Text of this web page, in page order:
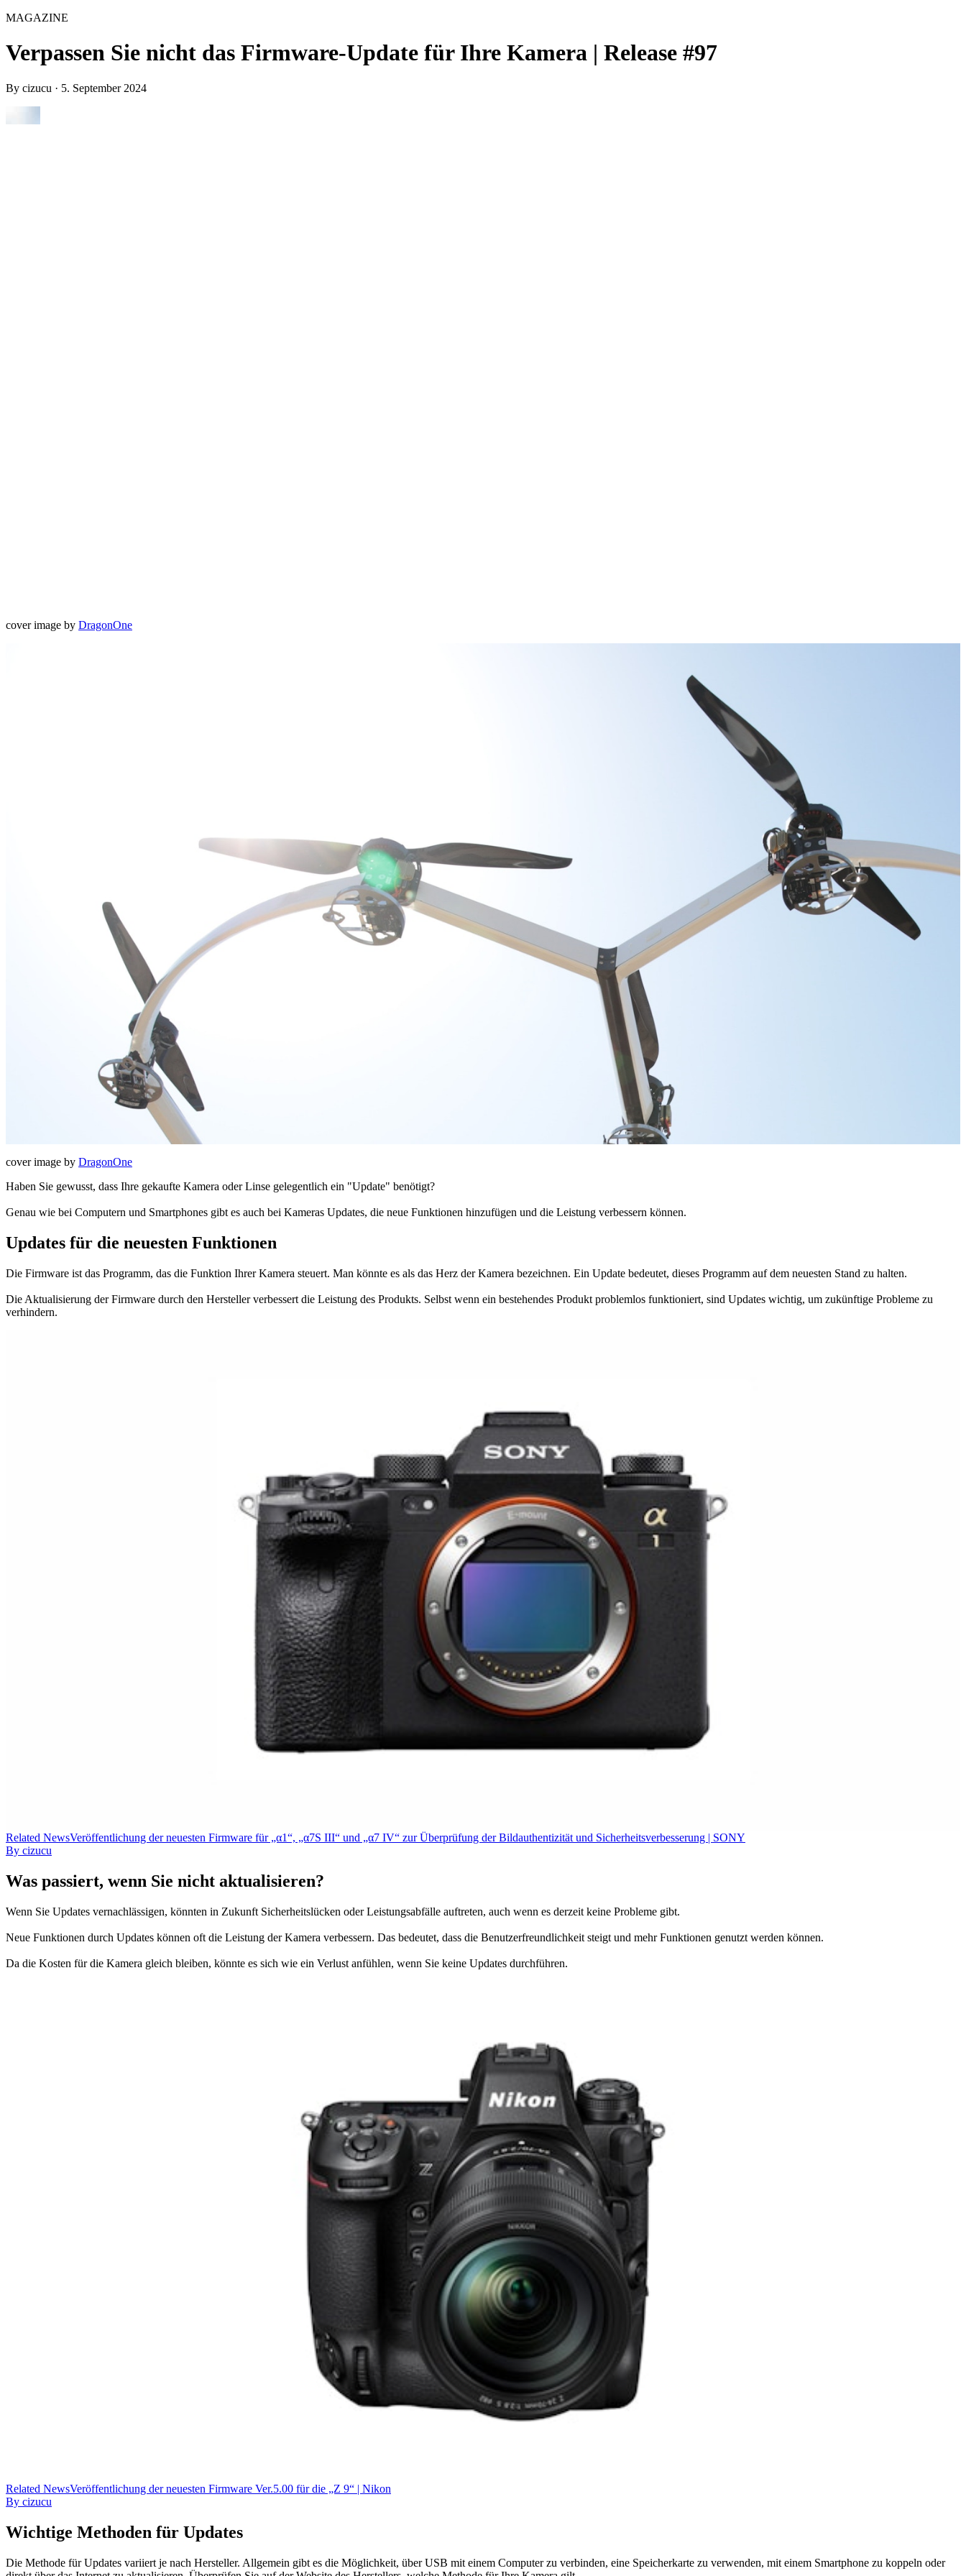
MAGAZINE
Verpassen Sie nicht das Firmware-Update für Ihre Kamera | Release #97
By cizucu · 5. September 2024
cover image by DragonOne
cover image by DragonOne
Haben Sie gewusst, dass Ihre gekaufte Kamera oder Linse gelegentlich ein "Update" benötigt?
Genau wie bei Computern und Smartphones gibt es auch bei Kameras Updates, die neue Funktionen hinzufügen und die Leistung verbessern können.
Updates für die neuesten Funktionen
Die Firmware ist das Programm, das die Funktion Ihrer Kamera steuert. Man könnte es als das Herz der Kamera bezeichnen. Ein Update bedeutet, dieses Programm auf dem neuesten Stand zu halten.
Die Aktualisierung der Firmware durch den Hersteller verbessert die Leistung des Produkts. Selbst wenn ein bestehendes Produkt problemlos funktioniert, sind Updates wichtig, um zukünftige Probleme zu
verhindern.
Related NewsVeröffentlichung der neuesten Firmware für „α1“, „α7S III“ und „α7 IV“ zur Überprüfung der Bildauthentizität und Sicherheitsverbesserung | SONY
By cizucu
Was passiert, wenn Sie nicht aktualisieren?
Wenn Sie Updates vernachlässigen, könnten in Zukunft Sicherheitslücken oder Leistungsabfälle auftreten, auch wenn es derzeit keine Probleme gibt.
Neue Funktionen durch Updates können oft die Leistung der Kamera verbessern. Das bedeutet, dass die Benutzerfreundlichkeit steigt und mehr Funktionen genutzt werden können.
Da die Kosten für die Kamera gleich bleiben, könnte es sich wie ein Verlust anfühlen, wenn Sie keine Updates durchführen.
Related NewsVeröffentlichung der neuesten Firmware Ver.5.00 für die „Z 9“ | Nikon
By cizucu
Wichtige Methoden für Updates
Die Methode für Updates variiert je nach Hersteller. Allgemein gibt es die Möglichkeit, über USB mit einem Computer zu verbinden, eine Speicherkarte zu verwenden, mit einem Smartphone zu koppeln oder